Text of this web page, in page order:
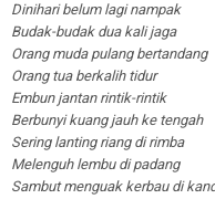
Dinihari belum lagi nampak
Budak-budak dua kali jaga
Orang muda pulang bertandang
Orang tua berkalih tidur
Embun jantan rintik-rintik
Berbunyi kuang jauh ke tengah
Sering lanting riang di rimba
Melenguh lembu di padang
Sambut menguak kerbau di